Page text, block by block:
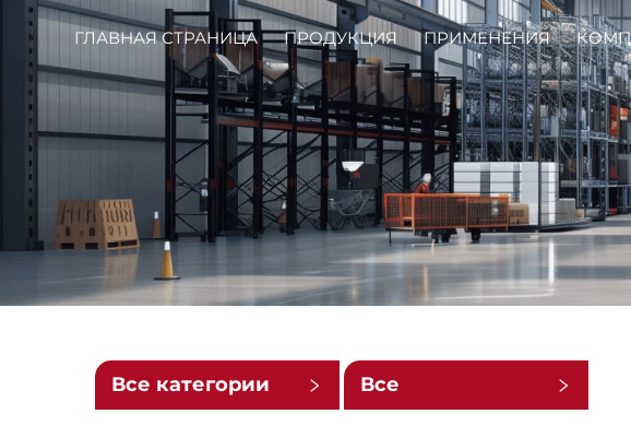
ГЛАВНАЯ СТРАНИЦА ПРОДУКЦИЯ ПРИМЕНЕНИЯ
Все категории Все